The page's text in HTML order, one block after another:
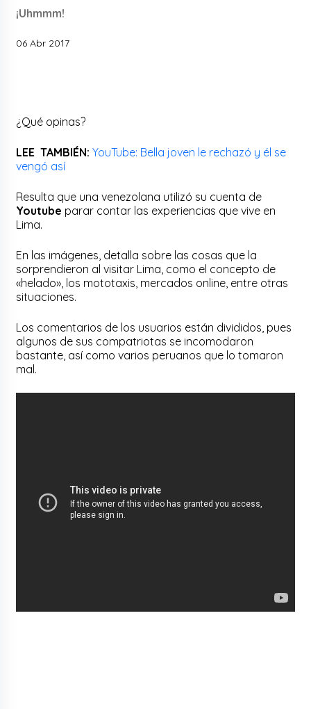
¡Uhmmm!
06 Abr 2017
¿Qué opinas?
LEE TAMBIÉN: YouTube: Bella joven le rechazó y él se
vengó así
Resulta que una venezolana utilizó su cuenta de
Youtube parar contar las experiencias que vive en
Lima.
En las imágenes, detalla sobre las cosas que la
sorprendieron al visitar Lima, como el concepto de
«helado», los mototaxis, mercados online, entre otras
situaciones.
Los comentarios de los usuarios están divididos, pues
algunos de sus compatriotas se incomodaron
bastante, así como varios peruanos que lo tomaron
mal.